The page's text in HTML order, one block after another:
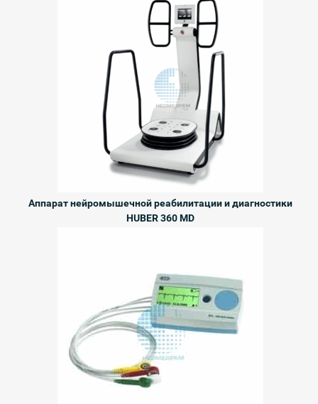
Аппарат нейромышечной реабилитации и диагностики
HUBER 360 MD